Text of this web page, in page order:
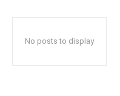
No posts to display